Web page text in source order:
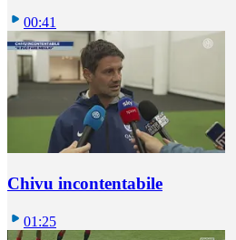
00:41
Chivu incontentabile
01:25